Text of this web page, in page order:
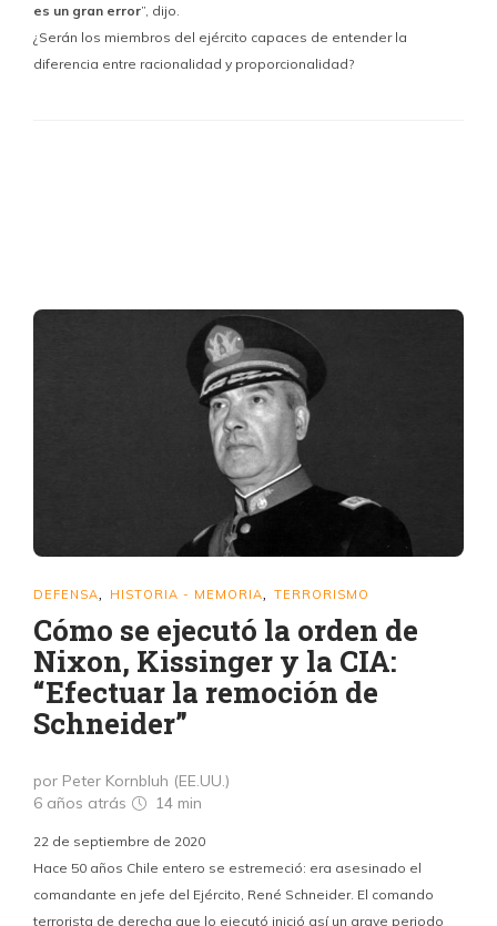
es un gran error”, dijo.
¿Serán los miembros del ejército capaces de entender la
diferencia entre racionalidad y proporcionalidad?
DEFENSA HISTORIA - MEMORIA TERRORISMO
Cómo se ejecutó la orden de
Nixon, Kissinger y la CIA:
“Efectuar la remoción de
Schneider”
por Peter Kornbluh (EE.UU.)
6 años atrás
14 min
22 de septiembre de 2020
Hace 50 años Chile entero se estremeció: era asesinado el
comandante en jefe del Ejército, René Schneider. El comando
terrorista de derecha que lo ejecutó inició así un grave periodo